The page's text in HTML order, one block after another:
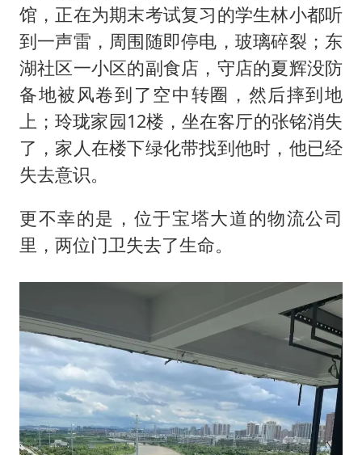
馆，正在为期末考试复习的学生林小都听
到一声雷，周围随即停电，玻璃碎裂；东
湖社区一小区的副食店，守店的夏辉没防
备地被风卷到了空中转圈，然后摔到地
上；玲珑家园12楼，坐在客厅的张铭消失
了，家人在楼下绿化带找到他时，他已经
失去意识。
更不幸的是，位于宝塔大道的物流公司
里，两位门卫失去了生命。